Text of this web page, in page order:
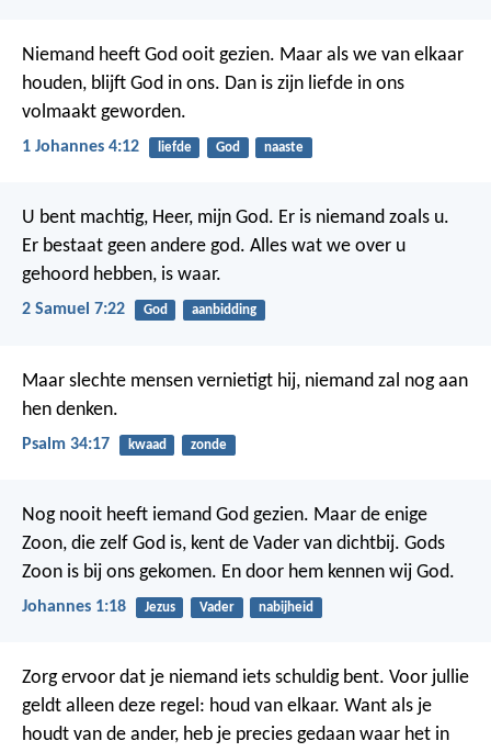
Niemand heeft God ooit gezien. Maar als we van elkaar
houden, blijft God in ons. Dan is zijn liefde in ons
volmaakt geworden.
1 Johannes 4:12 liefde God naaste
U bent machtig, Heer, mijn God. Er is niemand zoals u.
Er bestaat geen andere god. Alles wat we over u
gehoord hebben, is waar.
2 Samuel 7:22 God aanbidding
Maar slechte mensen vernietigt hij, niemand zal nog aan
hen denken.
Psalm 34:17 kwaad zonde
Nog nooit heeft iemand God gezien. Maar de enige
Zoon, die zelf God is, kent de Vader van dichtbij. Gods
Zoon is bij ons gekomen. En door hem kennen wij God.
Johannes 1:18 Jezus Vader nabijheid
Zorg ervoor dat je niemand iets schuldig bent. Voor jullie
geldt alleen deze regel: houd van elkaar. Want als je
houdt van de ander, heb je precies gedaan waar het in